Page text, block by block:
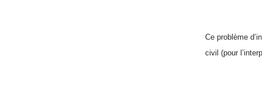
Ce problème
civil (pour